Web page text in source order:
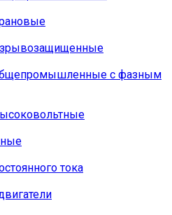
с фазным
тока